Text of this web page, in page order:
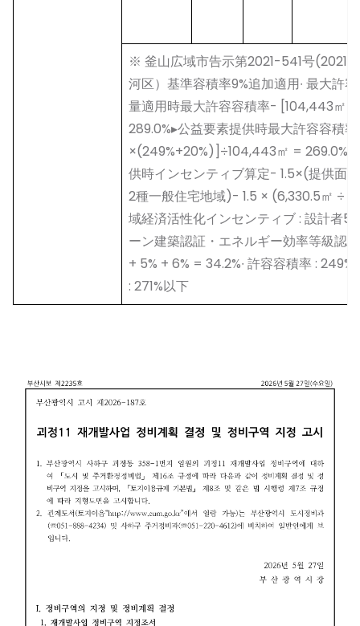
※ 釜山広域市告示第2021-541号
河区）基準容積率9%追加適用∙ 最大許
量適用時最大許容容積率- [104,443㎡
289.0%▸公益要素提供時最大許容容積
×(249%+20%)]÷104,443㎡ = 269.0%∙
供時インセンティブ算定- 1.5×(提供面
2種一般住宅地域)- 1.5 × (6,330.5㎡ ÷
域経済活性化インセンティブ : 設計者
ーン建築認証・エネルギー効率等級認
+ 5% + 6% = 34.2%∙ 許容容積率 :
: 271%以下